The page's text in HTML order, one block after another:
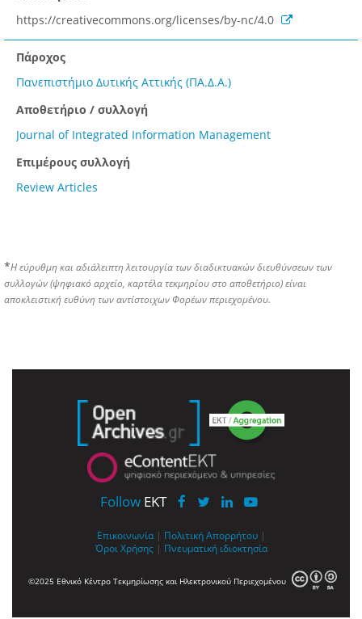
https://creativecommons.org/licenses/by-nc/4.0
Πάροχος
Πανεπιστήμιο Δυτικής Αττικής (ΠΑ.Δ.Α.)
Αποθετήριο / συλλογή
Journal of Integrated Information Management
Επιμέρους συλλογή
Review Articles
*Η εύρυθμη και αδιάλειπτη λειτουργία των διαδικτυακών διευθύνσεων των
συλλογών (ψηφιακό αρχείο, καρτέλα τεκμηρίου στο αποθετήριο) είναι
αποκλειστική ευθύνη των αντίστοιχων Φορέων περιεχομένου.
Follow EKT
Επικοινωνία | Πολιτική Απορρήτου |
Όροι Χρήσης | Πνευματική ιδιοκτησία
©2025 Εθνικό Κέντρο Τεκμηρίωσης και Ηλεκτρονικού Περιεχομένου